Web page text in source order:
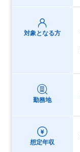
対象となる方
勤務地
想定年収